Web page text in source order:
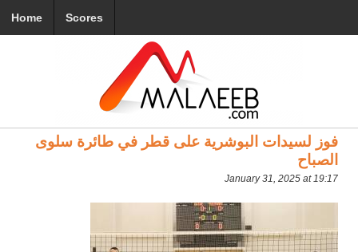
Home Scores
فوز لسيدات البوشرية على قطر في طائرة سلوى
الصباح
January 31, 2025 at 19:17